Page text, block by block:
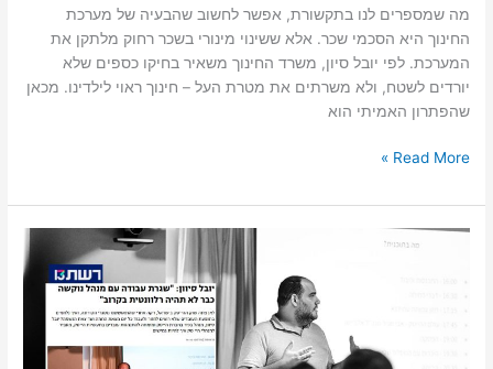
מה שמספרים לנו בתקשורת, אפשר לחשוב שהבעיה של מערכת
החינוך היא הסכמי שכר. אלא ששינוי מינורי בשכר רחוק מלתקן את
המערכת. לפי יובל סיון, משרד החינוך משאיר בחיקו כספים שלא
יורדים לשטח, ולא משרתים את מטרת העל – חינוך ראוי לילדינו. מכאן
שהפתרון האמיתי הוא
Read More »